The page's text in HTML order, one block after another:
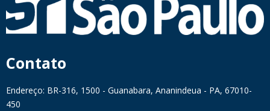
Contato
Endereço: BR-316, 1500 - Guanabara, Ananindeua - PA, 67010-
450